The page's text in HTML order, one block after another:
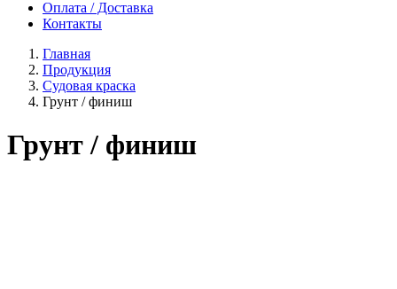
Оплата / Доставка
Контакты
Главная
Продукция
Судовая краска
Грунт / финиш
Грунт / финиш